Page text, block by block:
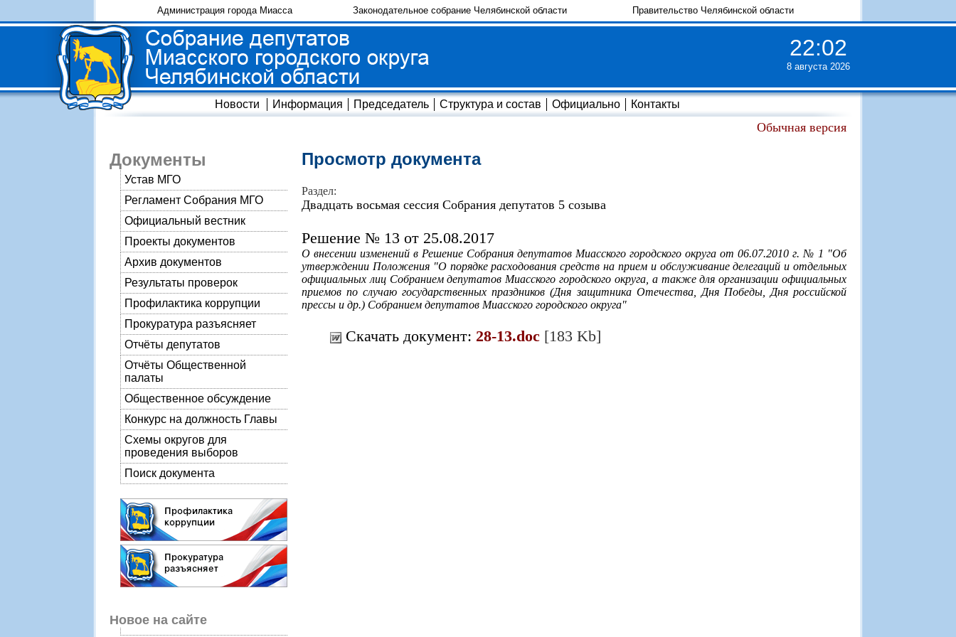
Администрация города Миасса Законодательное собрание Челябинской области Правительство Челябинской области
22:02
8 августа 2026
Новости Информация Председатель Структура и состав Официально Контакты
Обычная версия
Документы
Устав МГО
Регламент Собрания МГО
Официальный вестник
Проекты документов
Архив документов
Результаты проверок
Профилактика коррупции
Прокуратура разъясняет
Отчёты депутатов
Отчёты Общественной
палаты
Общественное обсуждение
Конкурс на должность Главы
Схемы округов для
проведения выборов
Поиск документа
Новое на сайте
Просмотр документа
Раздел:
Двадцать восьмая сессия Собрания депутатов 5 созыва
Решение № 13 от 25.08.2017
О внесении изменений в Решение Собрания депутатов Миасского городского округа от 06.07.2010 г. № 1 "Об
утверждении Положения "О порядке расходования средств на прием и обслуживание делегаций и отдельных
официальных лиц Собранием депутатов Миасского городского округа, а также для организации официальных
приемов по случаю государственных праздников (Дня защитника Отечества, Дня Победы, Дня российской
прессы и др.) Собранием депутатов Миасского городского округа"
Скачать документ: 28-13.doc [183 Kb]